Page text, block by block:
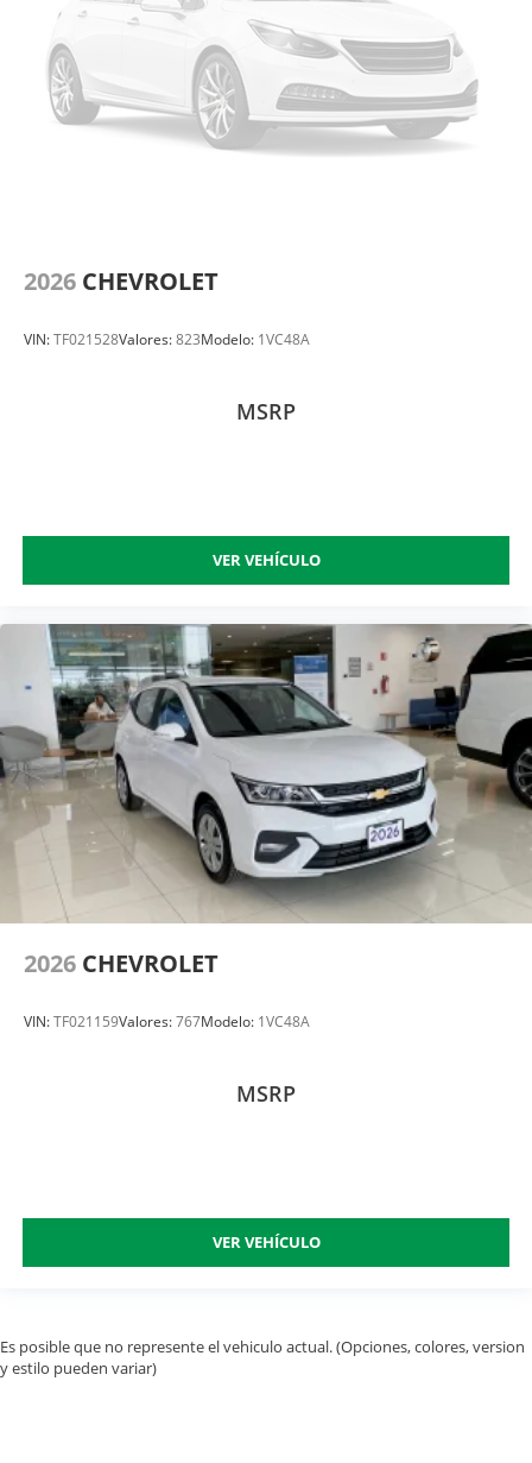
2026 CHEVROLET
VIN:TF021528Valores:823Modelo: 1VC48A
MSRP
VER VEHÍCULO
2026 CHEVROLET
VIN:TF021159Valores:767Modelo: 1VC48A
MSRP
VER VEHÍCULO
Es posible que no represente el vehiculo actual. (Opciones, colores, version
y estilo pueden variar)